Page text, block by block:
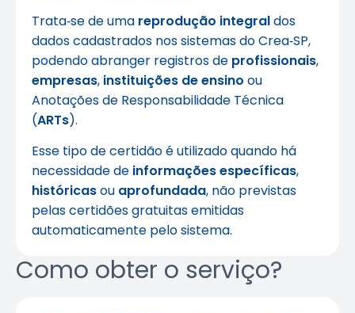
Trata‑se de uma reprodução integraldos
dados cadastrados nos sistemas do Crea‑SP,
podendo abranger registros de profissionais,
empresas, instituições de ensino ou
Anotações de Responsabilidade Técnica
(ARTs).
Esse tipo de certidão é utilizado quando há
necessidade de informações específicas,
históricasou aprofundada, não previstas
pelas certidões gratuitas emitidas
automaticamente pelo sistema.
Como obter o serviço?